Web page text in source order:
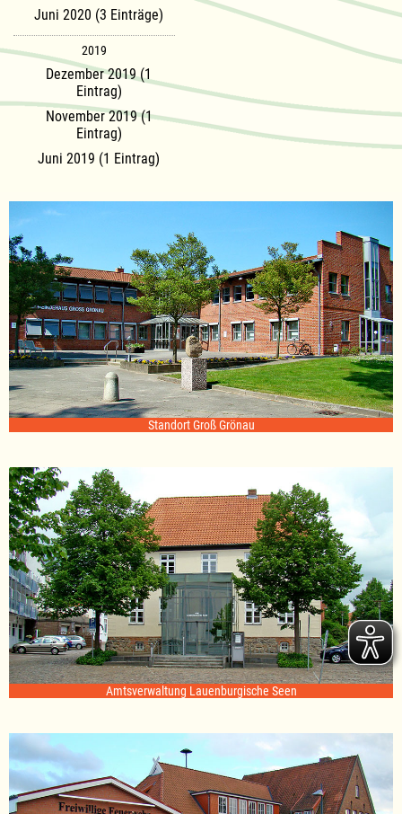
Juni 2020 (3 Einträge)
2019
Dezember 2019 (1
Eintrag)
November 2019 (1
Eintrag)
Juni 2019 (1 Eintrag)
Standort Groß Grönau
Amtsverwaltung Lauenburgische Seen